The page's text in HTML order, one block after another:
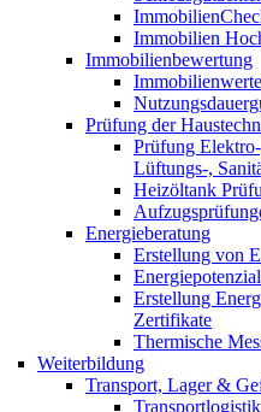
Immobilien
Immobilienbewertung
Prüfung der
Prüfung
Lüftungs-,
Heizöltank
Energieberatung
Erstellung von
Erstellung
Zertifikate
Thermische
Weiterbildung
Transport, Lager &
Transportlogistik